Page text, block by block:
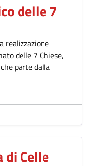
delle 7
realizzazione
delle 7 Chiese,
parte dalla
di Celle